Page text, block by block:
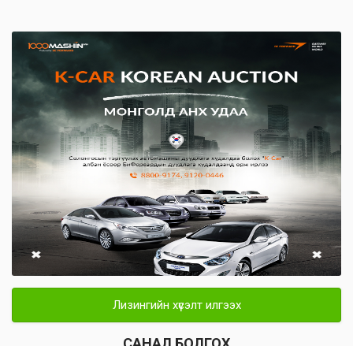
Лизингийн хүсэлт илгээх